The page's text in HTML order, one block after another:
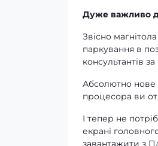
Дуже важливо
Звісно
паркування в
консультантів за
Абсолютно нове
процесора ви
І тепер не
екрані
завантажити з